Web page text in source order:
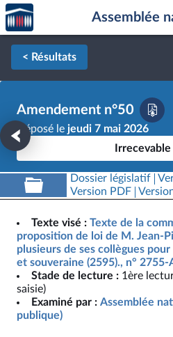
Aller au contenu
Aller en bas de la page
Accèder
à la
page
d'accueil
Assemblée
< Résultats
Amendement n°50
Déposé le jeudi 7 mai 2026
Dossier législatif
Version PDF
Texte visé : Texte de la
proposition de loi de M. Jean-
plusieurs de ses collègues
et souveraine (2595)., n° 2755-
Stade de lecture : 1ère
saisie)
Examiné par : Assemblée
publique)